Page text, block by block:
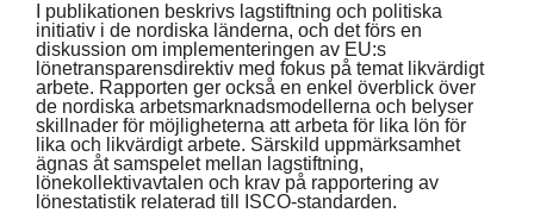
I publikationen beskrivs lagstiftning och politiska
initiativ i de nordiska länderna, och det förs en
diskussion om implementeringen av EU:s
lönetransparensdirektiv med fokus på temat likvärdigt
arbete. Rapporten ger också en enkel överblick över
de nordiska arbetsmarknadsmodellerna och belyser
skillnader för möjligheterna att arbeta för lika lön för
lika och likvärdigt arbete. Särskild uppmärksamhet
ägnas åt samspelet mellan lagstiftning,
lönekollektivavtalen och krav på rapportering av
lönestatistik relaterad till ISCO-standarden.